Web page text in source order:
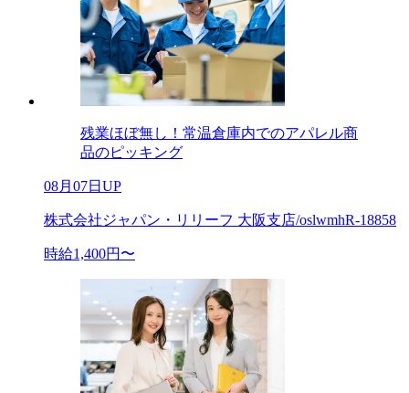
残業ほぼ無し！常温倉庫内でのアパレル商
品のピッキング
08月07日UP
株式会社ジャパン・リリーフ 大阪支店/oslwmhR-18858
時給1,400円〜